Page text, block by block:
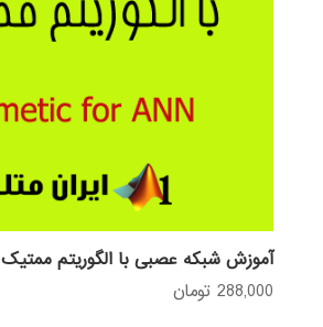
آموزش شبکه عصبی با الگوریتم ممتیک
288,000 تومان